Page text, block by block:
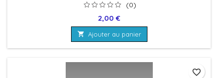
(0)
Prix
2,00 €
 Ajouter au panier
favorite_border